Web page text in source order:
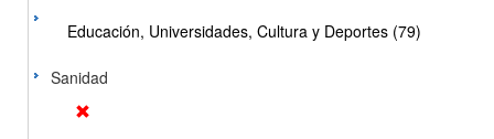
Educación, Universidades, Cultura y Deportes (79)
Sanidad